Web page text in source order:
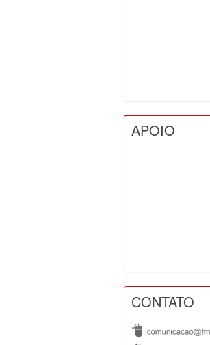
APOIO
CONTATO